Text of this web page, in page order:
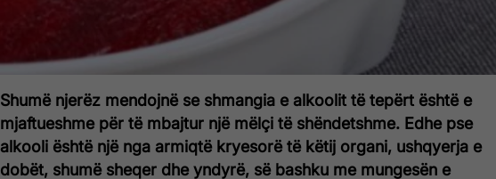
Shumë njerëz mendojnë se shmangia e alkoolit të tepërt është e
mjaftueshme për të mbajtur një mëlçi të shëndetshme. Edhe pse
alkooli është një nga armiqtë kryesorë të këtij organi, ushqyerja e
dobët, shumë sheqer dhe yndyrë, së bashku me mungesën e